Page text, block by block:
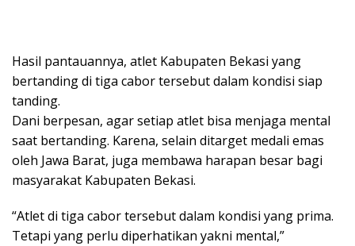
Hasil pantauannya, atlet Kabupaten Bekasi yang
bertanding di tiga cabor tersebut dalam kondisi siap
tanding.
Dani berpesan, agar setiap atlet bisa menjaga mental
saat bertanding. Karena, selain ditarget medali emas
oleh Jawa Barat, juga membawa harapan besar bagi
masyarakat Kabupaten Bekasi.
“Atlet di tiga cabor tersebut dalam kondisi yang prima.
Tetapi yang perlu diperhatikan yakni mental,”